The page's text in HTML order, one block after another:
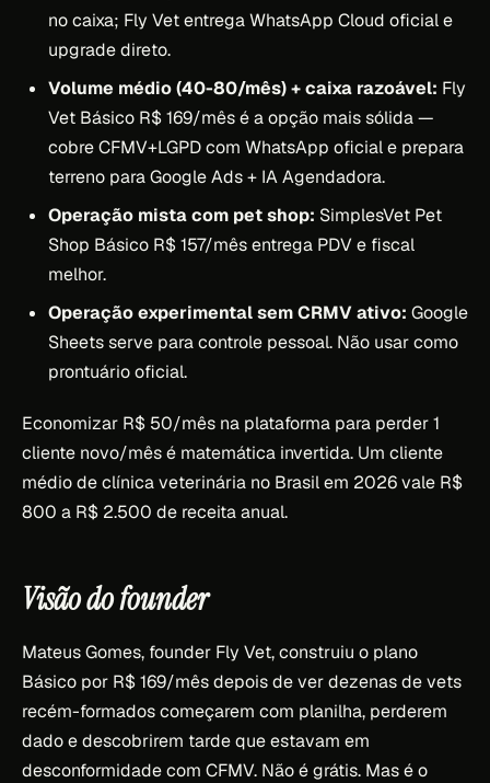
no caixa; Fly Vet entrega WhatsApp Cloud oficial e
upgrade direto.
Volume médio (40-80/mês) + caixa razoável: Fly
Vet Básico R$ 169/mês é a opção mais sólida —
cobre CFMV+LGPD com WhatsApp oficial e prepara
terreno para Google Ads + IA Agendadora.
Operação mista com pet shop: SimplesVet Pet
Shop Básico R$ 157/mês entrega PDV e fiscal
melhor.
Operação experimental sem CRMV ativo: Google
Sheets serve para controle pessoal. Não usar como
prontuário oficial.
Economizar R$ 50/mês na plataforma para perder 1
cliente novo/mês é matemática invertida. Um cliente
médio de clínica veterinária no Brasil em 2026 vale R$
800 a R$ 2.500 de receita anual.
Visão do founder
Mateus Gomes, founder Fly Vet, construiu o plano
Básico por R$ 169/mês depois de ver dezenas de vets
recém-formados começarem com planilha, perderem
dado e descobrirem tarde que estavam em
desconformidade com CFMV. Não é grátis. Mas é o